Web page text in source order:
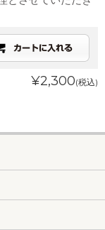
¥2,300(税込)